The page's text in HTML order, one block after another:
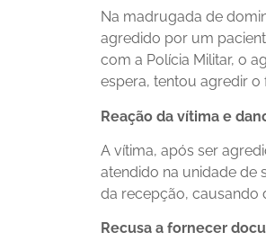
Na madrugada de
agredido por um
com a Polícia Militar, o
espera, tentou agredir
Reação da vítima e
A vítima, após ser
atendido na unidade de
da recepção, causando
Recusa a fornecer